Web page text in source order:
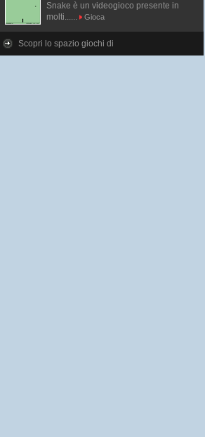
Snake è un videogioco presente in
molti......
Gioca
Scopri lo spazio giochi di